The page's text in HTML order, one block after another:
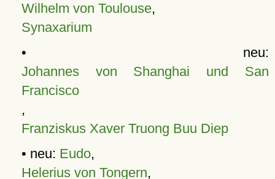
Wilhelm von Toulouse,
Synaxarium
• neu:
Johannes von Shanghai und San
Francisco
,
Franziskus Xaver Truong Buu Diep
• neu: Eudo,
Helerius von Tongern,